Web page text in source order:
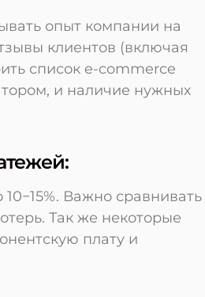
опыт компании на
клиентов (включая
список e-commerce
и наличие нужных
Важно сравнивать
Так же некоторые
плату и